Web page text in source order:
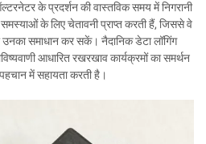
के प्रदर्शन की वास्तविक समय में निगरानी
के लिए चेतावनी प्राप्त करती हैं, जिससे वे
समाधान कर सकें। नैदानिक डेटा लॉगिंग
आधारित रखरखाव कार्यक्रमों का समर्थन
में सहायता करती है।